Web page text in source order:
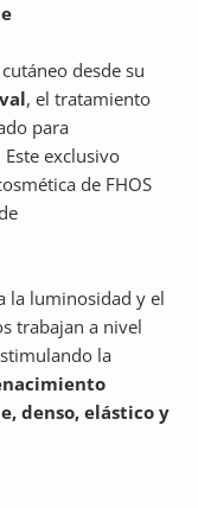
desde su
, el tratamiento
para
exclusivo
de FHOS
la luminosidad y el
trabajan a nivel
la
denso, elástico y